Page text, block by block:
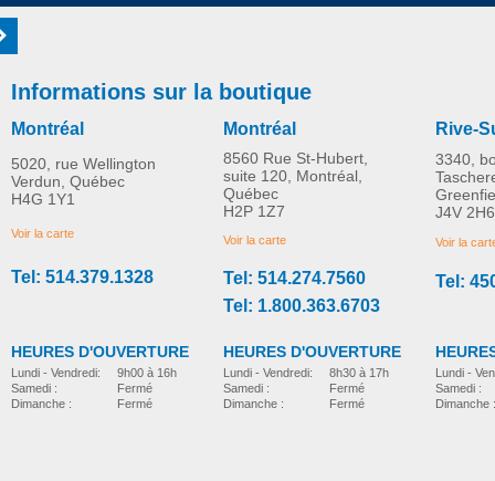
Absorbant pour Fauteuil
essentiels-salle-de-bain
Marches anti-
essentiels-salle-de-bain
CAD$32.95
Informations sur la boutique
Montréal
5020, rue Wellington
Verdun, Québec
H4G 1Y1
Voir la carte
Tel: 514.379.1328
HEURES D'OUVERTURE
Lundi - Vendredi:
Samedi :
Dimanche :
9h00 à 16h
Fermé
Fermé
Montréal
8560 Rue St-Hubert,
suite 120, Montréal,
Québec
H2P 1Z7
Voir la carte
Tel: 514.274.7560
Tel: 1.800.363.6703
HEURES D'OUVERTURE
Lundi - Vendredi:
Samedi :
Dimanche :
8h30 à 17h
Fermé
Fermé
Rive-
3340,
J4V 2H6
Voir la
Tel:
Lundi -
Samedi :
Dimanche :